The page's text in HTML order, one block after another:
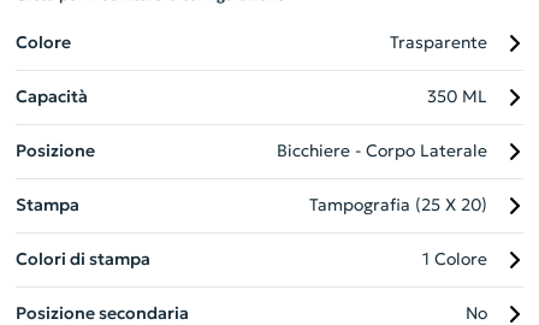
vostro dono aziendale ancora più distintivo e impressionante.
Aggiungete un tocco di classe ai vostri regali aziendali con
queste esclusive tazze in vetro.
Colore Trasparente
Capacità 350 ML
Posizione Bicchiere - Corpo Laterale
Stampa Tampografia (25 X 20)
Colori di stampa 1 Colore
Posizione secondaria No